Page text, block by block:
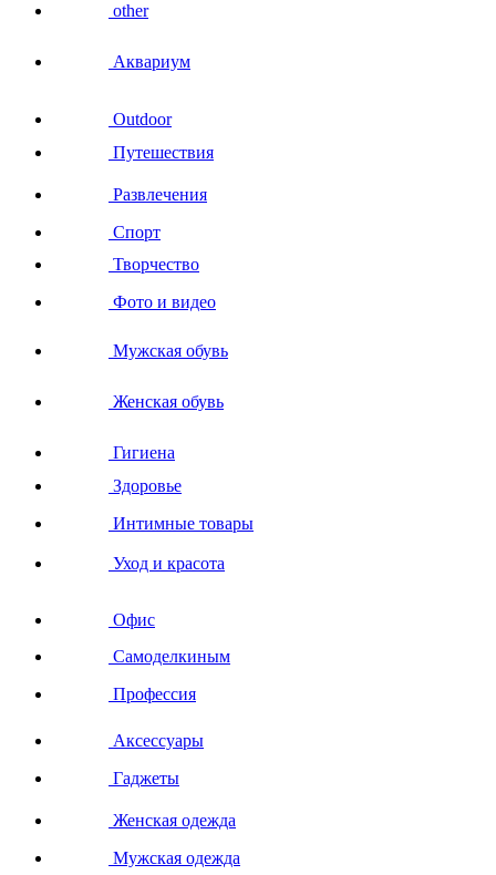
other
Аквариум
Outdoor
Путешествия
Развлечения
Спорт
Творчество
Фото и видео
Мужская обувь
Женская обувь
Гигиена
Здоровье
Интимные товары
Уход и красота
Офис
Самоделкиным
Профессия
Аксессуары
Гаджеты
Женская одежда
Мужская одежда